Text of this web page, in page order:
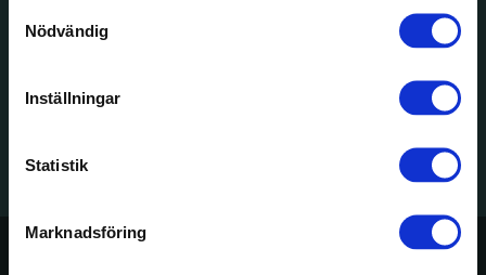
Nödvändig
Inställningar
Statistik
Marknadsföring
Konferens-
Svenska Möten